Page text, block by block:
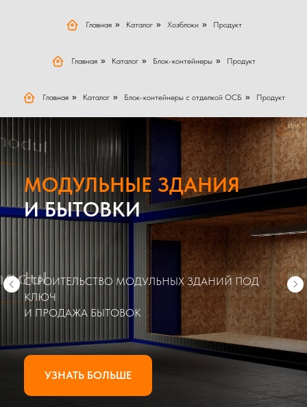
Главная » Каталог » Хозблоки » Продукт
Главная » Каталог » Блок-контейнеры » Продукт
Главная » Каталог » Блок-контейнеры с отделкой ОСБ » Продукт
МОДУЛЬНЫЕ ЗДАНИЯ
И БЫТОВКИ
СТРОИТЕЛЬСТВО МОДУЛЬНЫХ ЗДАНИЙ ПОД
КЛЮЧ
И ПРОДАЖА БЫТОВОК
УЗНАТЬ БОЛЬШЕ